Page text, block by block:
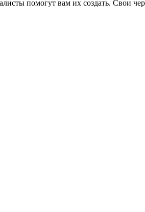
помогут вам их создать. Свои